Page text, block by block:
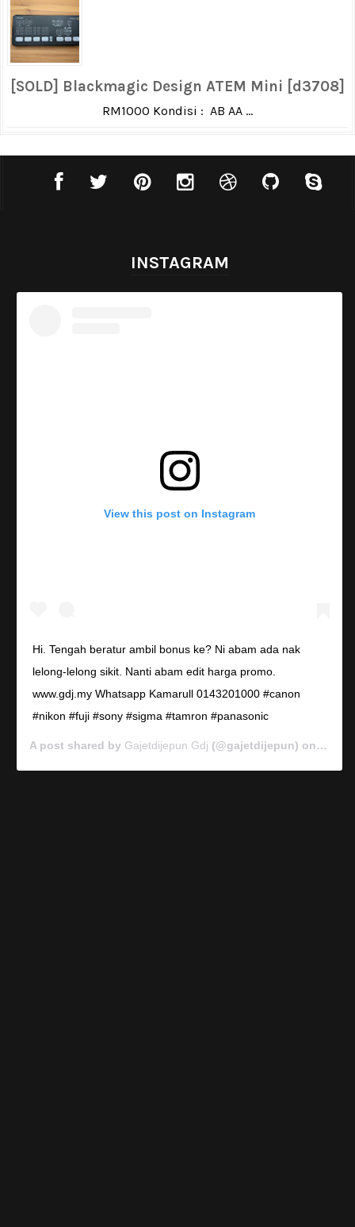
[SOLD] Blackmagic Design ATEM Mini [d3708]
RM1000 Kondisi : AB AA ...
INSTAGRAM
View this post on Instagram
Hi. Tengah beratur ambil bonus ke? Ni abam ada nak
lelong-lelong sikit. Nanti abam edit harga promo.
www.gdj.my Whatsapp Kamarull 0143201000 #canon
#nikon #fuji #sony #sigma #tamron #panasonic
A post shared by Gajetdijepun Gdj (@gajetdijepun) on Jan 7,